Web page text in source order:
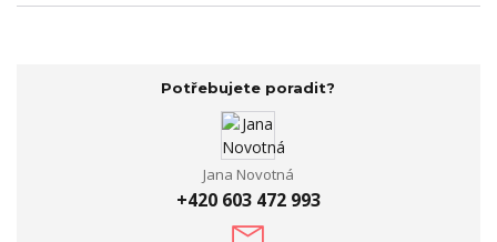
Potřebujete poradit?
Jana Novotná
+420 603 472 993